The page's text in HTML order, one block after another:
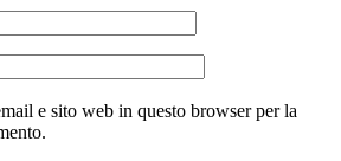
e sito web in questo browser per la